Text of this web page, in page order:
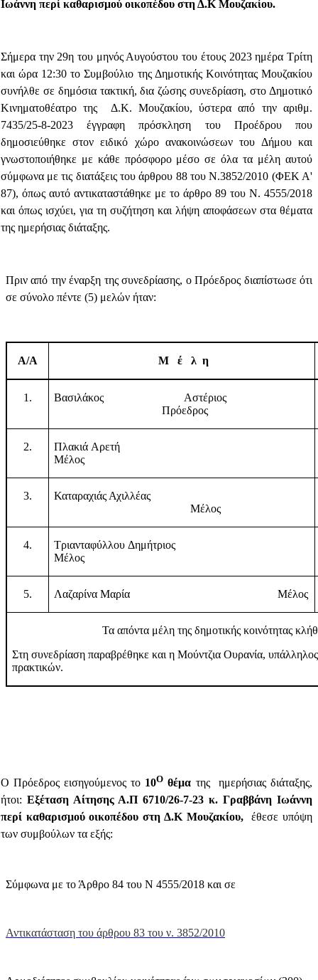
Ιωάννη περί καθαρισμού οικοπέδου στη Δ.Κ Μουζακίου.
Σήμερα την 29η του μηνός Αυγούστου του έτους 2023 ημέρα Τρίτη
και ώρα 12:30 το Συμβούλιο της Δημοτικής Κοινότητας Μουζακίου
συνήλθε σε δημόσια τακτική, δια ζώσηςσυνεδρίαση, στο Δημοτικό
Κινηματοθέατρο της
Δ.Κ. Μουζακίου,ύστερα από την αριθμ.
7435/25-8-2023 έγγραφη πρόσκληση του Προέδρου που
δημοσιεύθηκε στον ειδικό χώρο ανακοινώσεων του Δήμου και
γνωστοποιήθηκε με κάθε πρόσφορο μέσο σε όλα τα μέλη αυτού
σύμφωνα με τις διατάξεις του άρθρου 88 του Ν.3852/2010 (ΦΕΚ Α'
87), όπως αυτό αντικαταστάθηκε με το άρθρο 89 του Ν. 4555/2018
και όπως ισχύει, για τη συζήτηση και λήψη αποφάσεων στα θέματα
της ημερήσιας διάταξης.
Πριν από την έναρξη της συνεδρίασης, ο Πρόεδρος διαπίστωσε ότι
σε σύνολο πέντε (5) μελών ήταν:
Α/Α Μ έ λ η
1.
Βασιλάκος Αστέριος
Πρόεδρος
2.
Πλακιά Αρετή
Μέλος
3.
Καταραχιάς Αχιλλέας
Μέλος
4.
Τριανταφύλλου Δημήτριος
Μέλος
5. Λαζαρίνα Μαρία Μέλος
Τα απόντα μέλη της δημοτικής κοινότητας
Στη συνεδρίαση παραβρέθηκεκαι η Μούντζια Ουρανία,
πρακτικών.
Ο Πρόεδροςεισηγούμενοςτο 10Ο θέμα της
ημερήσιας διάταξης,
ήτοι: Εξέταση Αίτησης Α.Π 6710/26-7-23 κ. Γραββάνη Ιωάννη
περί καθαρισμού οικοπέδου στη Δ.Κ Μουζακίου,
έθεσε υπόψη
των συμβούλων τα εξής:
Σύμφωνα με το Άρθρο 84 του Ν 4555/2018 και σε
Αντικατάσταση του άρθρου 83 του ν. 3852/2010